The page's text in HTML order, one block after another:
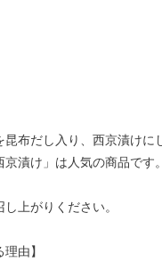
布だし入り、西京漬けに
漬け」は人気の商品です。
上がりください。
由】